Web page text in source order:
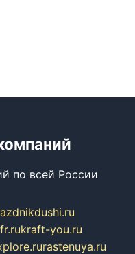
по всей России
kraft-you.ru
rastenuya.ru